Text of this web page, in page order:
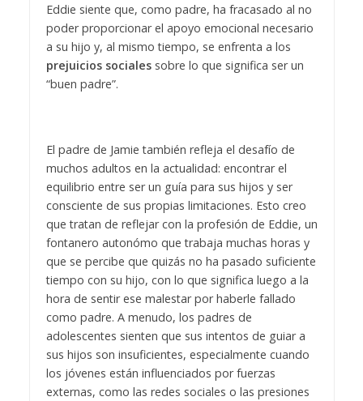
Eddie siente que, como padre, ha fracasado al no
poder proporcionar el apoyo emocional necesario
a su hijo y, al mismo tiempo, se enfrenta a los
prejuicios socialessobre lo que significa ser un
“buen padre”.
El padre de Jamie también refleja el desafío de
muchos adultos en la actualidad: encontrar el
equilibrio entre ser un guía para sus hijos y ser
consciente de sus propias limitaciones. Esto creo
que tratan de reflejar con la profesión de Eddie, un
fontanero autonómo que trabaja muchas horas y
que se percibe que quizás no ha pasado suficiente
tiempo con su hijo, con lo que significa luego a la
hora de sentir ese malestar por haberle fallado
como padre. A menudo, los padres de
adolescentes sienten que sus intentos de guiar a
sus hijos son insuficientes, especialmente cuando
los jóvenes están influenciados por fuerzas
externas, como las redes sociales o las presiones